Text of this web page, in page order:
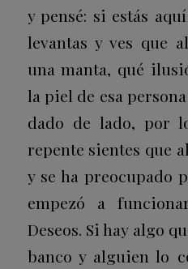
y pensé: si estás
levantas y ves que
una manta, qué
la piel de esa
dado de lado, por
repente sientes que
y se ha preocupado
empezó a
Deseos. Si hay algo
banco y alguien lo